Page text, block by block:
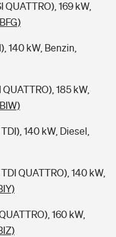
QUATTRO), 169 kW,
140 kW, Benzin,
185 kW,
140 kW, Diesel,
QUATTRO), 140 kW,
160 kW,